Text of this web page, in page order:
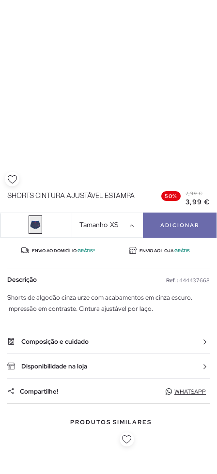
SHORTS CINTURA AJUSTÁVEL ESTAMPA 50% 7,99 €
3,99 €
Tamanho XS ADICIONAR
ENVIO AO DOMICÍLIOGRÁTIS* ENVIO AO LOJAGRÁTIS
Descrição Ref. : 444437668
Shorts de algodão cinza urze com acabamentos em cinza escuro.
Impressão em contraste. Cintura ajustável por laço.
Composição e cuidado
Disponibilidade na loja
Compartilhe! WHATSAPP
PRODUTOS SIMILARES